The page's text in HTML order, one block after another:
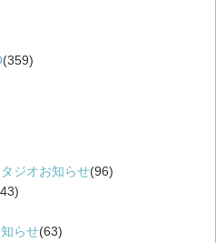
(359)
ジオお知らせ(96)
らせ(63)